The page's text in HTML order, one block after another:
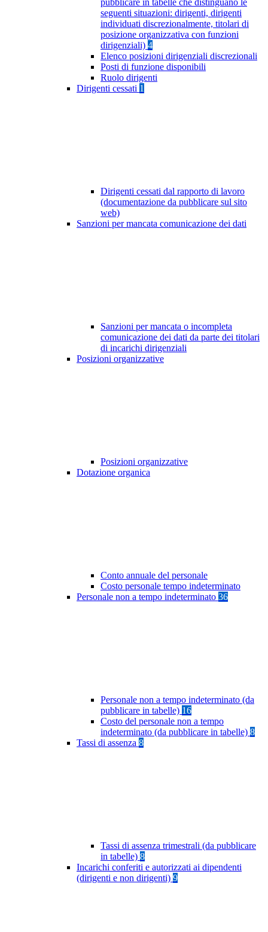
pubblicare in tabelle che distinguano le
seguenti situazioni: dirigenti, dirigenti
individuati discrezionalmente, titolari di
posizione organizzativa con funzioni
dirigenziali) 4
Elenco posizioni dirigenziali discrezionali
Posti di funzione disponibili
Ruolo dirigenti
Dirigenti cessati 1
Dirigenti cessati dal rapporto di lavoro
(documentazione da pubblicare sul sito
web)
Sanzioni per mancata comunicazione dei dati
Sanzioni per mancata o incompleta
comunicazione dei dati da parte dei titolari
di incarichi dirigenziali
Posizioni organizzative
Posizioni organizzative
Dotazione organica
Conto annuale del personale
Costo personale tempo indeterminato
Personale non a tempo indeterminato 36
Personale non a tempo indeterminato (da
pubblicare in tabelle) 16
Costo del personale non a tempo
indeterminato (da pubblicare in tabelle) 8
Tassi di assenza 8
Tassi di assenza trimestrali (da pubblicare
in tabelle) 8
Incarichi conferiti e autorizzati ai dipendenti
(dirigenti e non dirigenti) 9